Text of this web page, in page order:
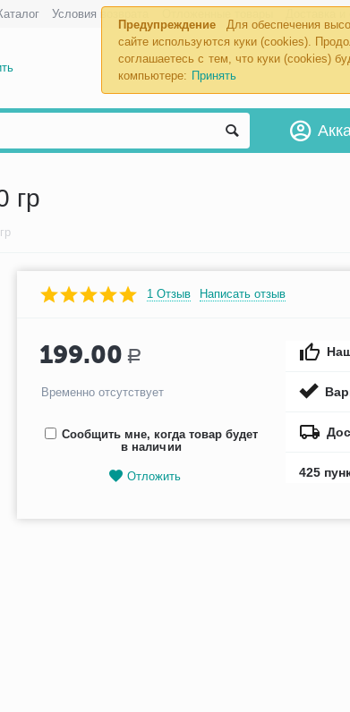
Предупреждение
Для обеспечения
сайте используются куки (cookies).
соглашаетесь с тем, что куки (cookies)
компьютере: Принять
Условия возврата
гр
1 Отзыв Написать отзыв
199.00 Р
Временно отсутствует
Сообщить мне, когда товар будет
в наличии
Отложить 425